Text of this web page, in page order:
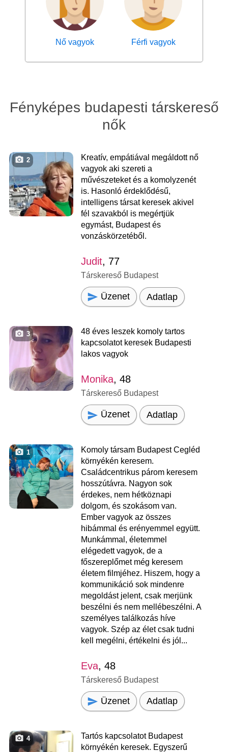
Nő vagyok Férfi vagyok
Fényképes budapesti társkereső
nők
2
Kreatív, empátiával megáldott nő
vagyok aki szereti a
művészeteket és a komolyzenét
is. Hasonló érdeklődésű,
intelligens társat keresek akivel
fél szavakból is megértjük
egymást, Budapest és
vonzáskörzetéből.
Judit, 77
Társkereső Budapest
Üzenet Adatlap
3
48 éves leszek komoly tartos
kapcsolatot keresek Budapesti
lakos vagyok
Monika, 48
Társkereső Budapest
Üzenet Adatlap
1
Komoly társam Budapest Cegléd
környékén keresem.
Családcentrikus párom keresem
hosszútávra. Nagyon sok
érdekes, nem hétköznapi
dolgom, és szokásom van.
Ember vagyok az összes
hibámmal és erényemmel együtt.
Munkámmal, életemmel
elégedett vagyok, de a
főszereplőmet még keresem
életem filmjéhez. Hiszem, hogy a
kommunikáció sok mindenre
megoldást jelent, csak merjünk
beszélni és nem mellébeszélni. A
személyes találkozás híve
vagyok. Szép az élet csak tudni
kell megélni, értékelni és jól...
Eva, 48
Társkereső Budapest
Üzenet Adatlap
4
Tartós kapcsolatot Budapest
környékén keresek. Egyszerű